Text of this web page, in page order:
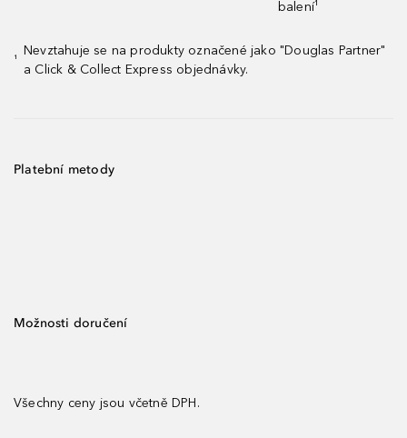
balení¹
¹
Nevztahuje se na produkty označené jako "Douglas Partner"
a Click & Collect Express objednávky.
Platební metody
Možnosti doručení
Všechny ceny jsou včetně DPH.